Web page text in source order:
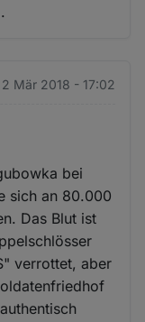
2 Mär 2018 - 17:02
bei
sich an 80.000
Das Blut ist
verrottet, aber